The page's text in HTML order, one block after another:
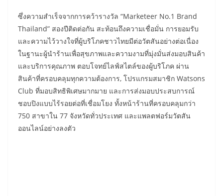
ซึ่งความสำเร็จจากการคว้ารางวัล “Marketeer No.1 Brand
Thailand” สองปีติดต่อกัน สะท้อนถึงความเชื่อมั่น การยอมรับ
และความไว้วางใจที่ผู้บริโภคชาวไทยมีต่อวัตสันอย่างต่อเนื่อง
ในฐานะผู้นำร้านเพื่อสุขภาพและความงามที่มุ่งมั่นส่งมอบสินค้า
และบริการคุณภาพ ตอบโจทย์ไลฟ์สไตล์ของผู้บริโภค ผ่าน
สินค้าที่ครอบคลุมทุกความต้องการ, โปรแกรมสมาชิก Watsons
Club ที่มอบสิทธิพิเศษมากมาย และการส่งมอบประสบการณ์
ชอบปิงแบบไร้รอยต่อที่เชื่อมโยง ทั้งหน้าร้านที่ครอบคลุมกว่า
750 สาขาใน 77 จังหวัดทั่วประเทศ และแพลตฟอร์มวัตสัน
ออนไลน์อย่างลงตัว